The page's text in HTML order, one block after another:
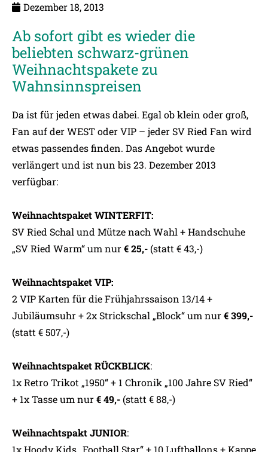
Dezember 18, 2013
Ab sofort gibt es wieder die
beliebten schwarz-grünen
Weihnachtspakete zu
Wahnsinnspreisen
Da ist für jeden etwas dabei. Egal ob klein oder groß,
Fan auf der WEST oder VIP – jeder SV Ried Fan wird
etwas passendes finden. Das Angebot wurde
verlängert und ist nun bis 23. Dezember 2013
verfügbar:
Weihnachtspaket WINTERFIT:
SV Ried Schal und Mütze nach Wahl + Handschuhe
„SV Ried Warm“ um nur€ 25,-(statt € 43,-)
Weihnachtspaket VIP:
2 VIP Karten für die Frühjahrssaison 13/14 +
Jubiläumsuhr + 2x Strickschal „Block“ um nur€ 399,-
(statt € 507,-)
Weihnachtspaket RÜCKBLICK:
1x Retro Trikot „1950“ + 1 Chronik „100 Jahre SV Ried“
+ 1x Tasse um nur€ 49,-(statt € 88,-)
Weihnachtspakt JUNIOR:
1x Hoody Kids „Football Star“ + 10 Luftballons + Kappe